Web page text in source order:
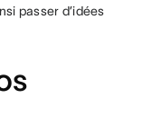
passer d’idées